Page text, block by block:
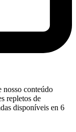
nosso conteúdo
repletos de
disponíveis en 6